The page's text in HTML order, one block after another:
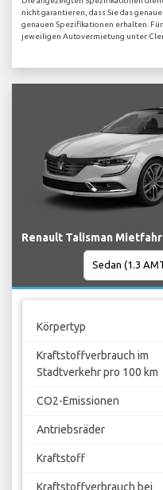
nicht garantieren, dass Sie das
genauen Spezifikationen erhalten.
jeweiligen Autovermietung unter
Renault Talisman
Körpertyp
Kraftstoffverbrauch im
Stadtverkehr pro 100 km
CO2-Emissionen
Antriebsräder
Kraftstoff
Kraftstoffverbrauch bei